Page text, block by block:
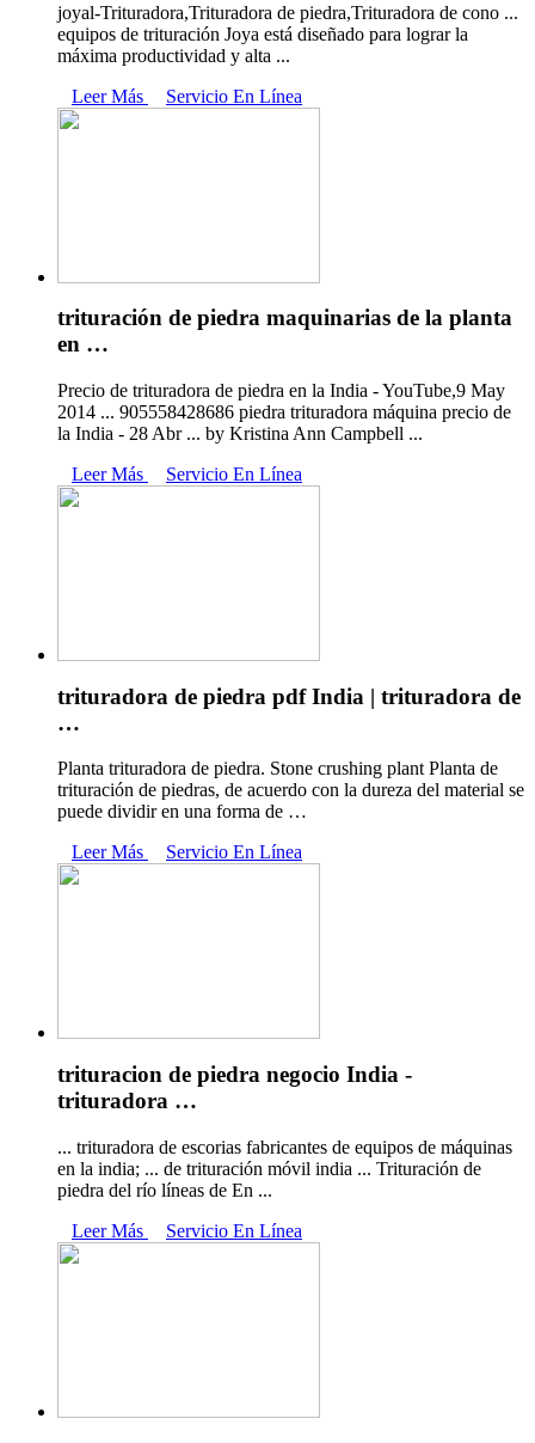
joyal-Trituradora,Trituradora de piedra,Trituradora de cono ...
equipos de trituración Joya está diseñado para lograr la
máxima productividad y alta ...
Leer Más
Servicio En Línea
trituración de piedra maquinarias de la planta
en …
Precio de trituradora de piedra en la India - YouTube,9 May
2014 ... 905558428686 piedra trituradora máquina precio de
la India - 28 Abr ... by Kristina Ann Campbell ...
Leer Más
Servicio En Línea
trituradora de piedra pdf India | trituradora de
…
Planta trituradora de piedra. Stone crushing plant Planta de
trituración de piedras, de acuerdo con la dureza del material se
puede dividir en una forma de …
Leer Más
Servicio En Línea
trituracion de piedra negocio India -
trituradora …
... trituradora de escorias fabricantes de equipos de máquinas
en la india; ... de trituración móvil india ... Trituración de
piedra del río líneas de En ...
Leer Más
Servicio En Línea